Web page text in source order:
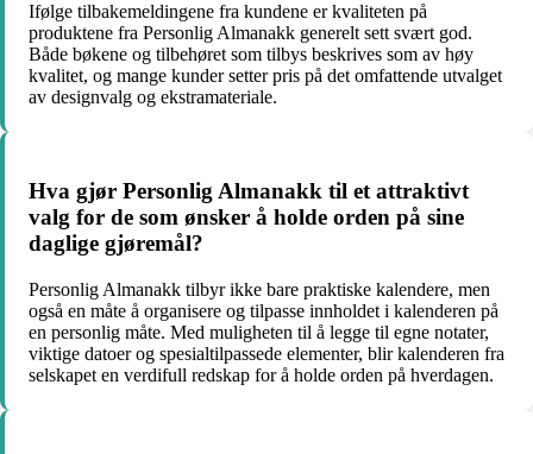
Ifølge tilbakemeldingene fra kundene er kvaliteten på
produktene fra Personlig Almanakk generelt sett svært god.
Både bøkene og tilbehøret som tilbys beskrives som av høy
kvalitet, og mange kunder setter pris på det omfattende utvalget
av designvalg og ekstramateriale.
Hva gjør Personlig Almanakk til et attraktivt
valg for de som ønsker å holde orden på sine
daglige gjøremål?
Personlig Almanakk tilbyr ikke bare praktiske kalendere, men
også en måte å organisere og tilpasse innholdet i kalenderen på
en personlig måte. Med muligheten til å legge til egne notater,
viktige datoer og spesialtilpassede elementer, blir kalenderen fra
selskapet en verdifull redskap for å holde orden på hverdagen.